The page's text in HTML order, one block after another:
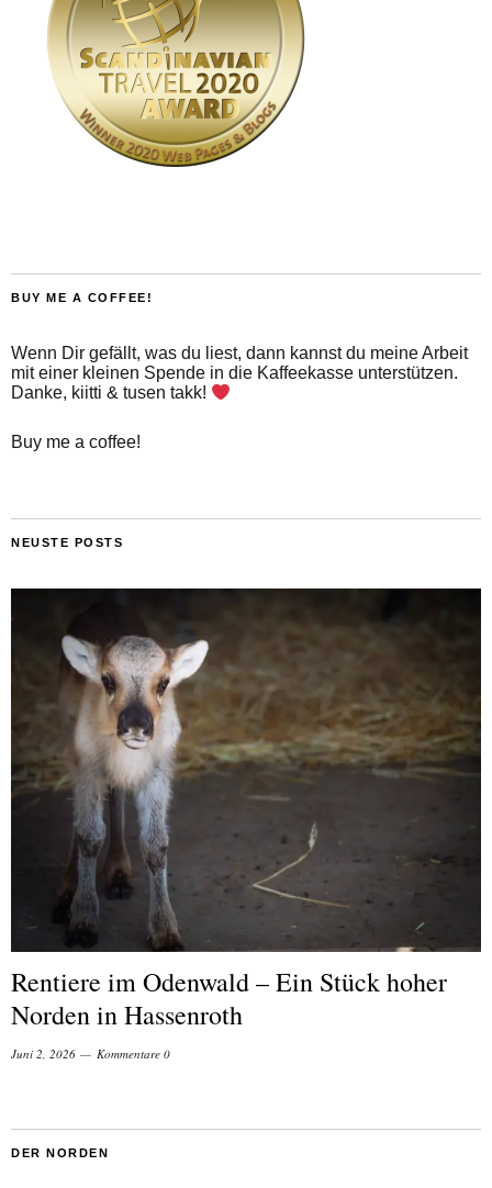
BUY ME A COFFEE!
Wenn Dir gefällt, was du liest, dann kannst du meine Arbeit
mit einer kleinen Spende in die Kaffeekasse unterstützen.
Danke, kiitti & tusen takk!
Buy me a coffee!
NEUSTE POSTS
Rentiere im Odenwald – Ein Stück hoher
Norden in Hassenroth
Juni 2, 2026 Kommentare 0
DER NORDEN